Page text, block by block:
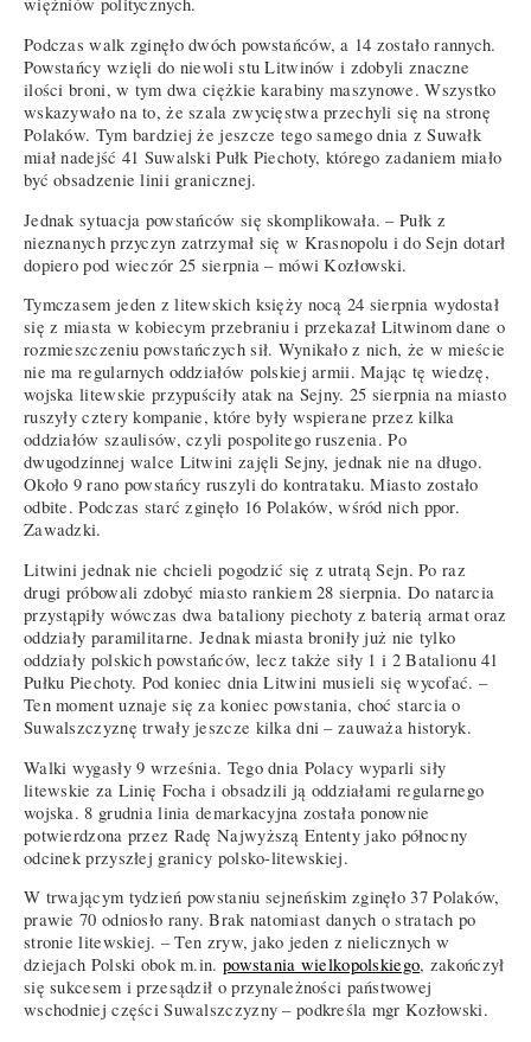
więźniów politycznych.
Podczas walk zginęło dwóch powstańców, a 14 zostało rannych.
Powstańcy wzięli do niewoli stu Litwinów i zdobyli znaczne
ilości broni, w tym dwa ciężkie karabiny maszynowe. Wszystko
wskazywało na to, że szala zwycięstwa przechyli się na stronę
Polaków. Tym bardziej że jeszcze tego samego dnia z Suwałk
miał nadejść 41 Suwalski Pułk Piechoty, którego zadaniem miało
być obsadzenie linii granicznej.
Jednak sytuacja powstańców się skomplikowała. – Pułk z
nieznanych przyczyn zatrzymał się w Krasnopolu i do Sejn dotarł
dopiero pod wieczór 25 sierpnia – mówi Kozłowski.
Tymczasem jeden z litewskich księży nocą 24 sierpnia wydostał
się z miasta w kobiecym przebraniu i przekazał Litwinom dane o
rozmieszczeniu powstańczych sił. Wynikało z nich, że w mieście
nie ma regularnych oddziałów polskiej armii. Mając tę wiedzę,
wojska litewskie przypuściły atak na Sejny. 25 sierpnia na miasto
ruszyły cztery kompanie, które były wspierane przez kilka
oddziałów szaulisów, czyli pospolitego ruszenia. Po
dwugodzinnej walce Litwini zajęli Sejny, jednak nie na długo.
Około 9 rano powstańcy ruszyli do kontrataku. Miasto zostało
odbite. Podczas starć zginęło 16 Polaków, wśród nich ppor.
Zawadzki.
Litwini jednak nie chcieli pogodzić się z utratą Sejn. Po raz
drugi próbowali zdobyć miasto rankiem 28 sierpnia. Do natarcia
przystąpiły wówczas dwa bataliony piechoty z baterią armat oraz
oddziały paramilitarne. Jednak miasta broniły już nie tylko
oddziały polskich powstańców, lecz także siły 1 i 2 Batalionu 41
Pułku Piechoty. Pod koniec dnia Litwini musieli się wycofać. –
Ten moment uznaje się za koniec powstania, choć starcia o
Suwalszczyznę trwały jeszcze kilka dni – zauważa historyk.
Walki wygasły 9 września. Tego dnia Polacy wyparli siły
litewskie za Linię Focha i obsadzili ją oddziałami regularnego
wojska. 8 grudnia linia demarkacyjna została ponownie
potwierdzona przez Radę Najwyższą Ententy jako północny
odcinek przyszłej granicy polsko-litewskiej.
W trwającym tydzień powstaniu sejneńskim zginęło 37 Polaków,
prawie 70 odniosło rany. Brak natomiast danych o stratach po
stronie litewskiej. – Ten zryw, jako jeden z nielicznych w
dziejach Polski obok m.in. powstania wielkopolskiego, zakończył
się sukcesem i przesądził o przynależności państwowej
wschodniej części Suwalszczyzny – podkreśla mgr Kozłowski.